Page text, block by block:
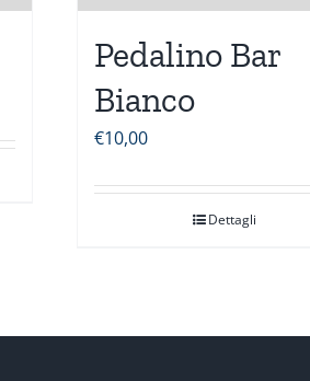
Pedalino Bar
Bianco
€10,00
Dettagli